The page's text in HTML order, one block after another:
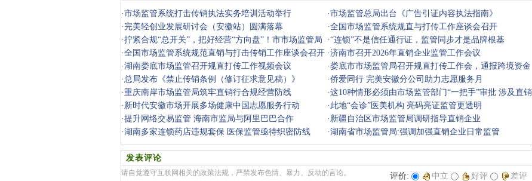
·市场监管系统打击传销执法实务培训活动举行 ·市场监管总局出台《广告引证内容执法指南》
· 完美轻创业发展研讨会（安徽站）圆满落幕 ·全国市场监管系统规直与打传工作座谈会召开
·拧紧合规“总开关”，把好经营“方向盘”！市市场监管局
对辖
·“连锁”不是信任通行证，监管同步才是品牌根基
·全国市场监管系统规范直销与打击传销工作座谈会召开 ·济南市召开2026年直销企业监管工作会议
·湖南娄底市场监管召开规直打传工作视频会议 ·娄底市市场监管局召开规直打传工作会，通报跨境资金
盘处置情
·总局发布《禁止传销条例（修订征求意见稿）》 ·侨爱同行 完美安徽分公司助力志愿服务月
·重庆南岸市场监管局筑牢直销行合规经营防线 ·这10种情形必须由市场监管部门“一把手”审批 涉及直销
与传销
· 新时代安徽市场开展多场健康中国志愿服务行动 · 此地“会诊”医美机构 亮码亮证监管更透明
·提升网络交易监管 海南市监局与阿里巴巴合作 · 新疆自治区市场监管局调研指导直销企业
·湖南多家连锁药店违规套保 医保监管亟待织密防线 ·湖南省市场监管局:强调加强直销企业日常监管
发表评论
请自觉遵守互联网相关的政策法规，严禁发布色情、暴力、反动的言论。 评价: 中立 好评 差评